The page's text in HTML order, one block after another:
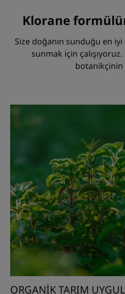
Klorane
Size doğanın sunduğu en
sunmak için
botanikçinin
ORGANİK TARIM